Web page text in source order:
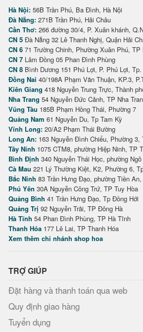
Hà Nội: 56B Trần Phú, Ba Đình, Hà Nội
Đà Nẵng: 271B Trần Phú, Hải Châu
Cần Thơ: 266 đường 30/4, P. Xuân khánh,
CN 5 Đà Nẵng 32 Lê Thanh Nghị, Quận Hải
CN 6 71 Trường Chinh, Phường Xuân Phú, TP
CN 7 Lâm Đồng 05 Phan Đình Phùng
CN 8 Bình Dương 151 Phú Lợi, P. Phú Lợi,
Đồng Nai 40/198A Phạm Văn Thuận, KP.3,
Kiên Giang 418 Nguyễn Trung Trực, Thành
Nha Trang 54 Nguyễn Đức Cảnh, TP Nha
Vũng Tàu 185B Phạm Hồng Thái, Phường 7
Quảng Nam 61 Nguyễn Du, Tp Tam Kỳ
Vĩnh Long: 20/A2 Phạm Thái Bường
Long An: 163 Nguyễn Đình Chiểu, Phường 3,
Tây Ninh 1075 CTM8, phường Hiệp Ninh, TP
Bình Định 340 Nguyễn Thái Học, phường
Cà Mau 221 Lý Thường Kiệt, K2, Phường 6,
Bắc Ninh 83 Trần Hưng Đạo, phường Tiền
Phú Yên 30A Nguyễn Công Trứ, TP Tuy Hòa
Quảng Bình 41 Trần Hưng Đạo, Tp Đồng Hới
Quảng Trị 92 Nguyễn Trãi, TP Đông Hà
Hà Tĩnh 54 Phan Đình Phùng, TP Hà Tĩnh
Thanh Hóa 177 Lê Lai, TP Thanh Hóa
Xem thêm chi nhánh shop hoa
TRỢ GIÚP
Đặt hàng và thanh toán qua web
Quy định giao hàng
Tuyển dụng